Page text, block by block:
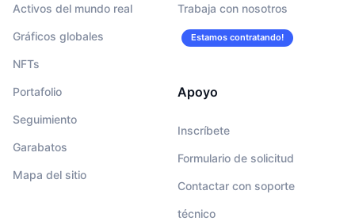
Activos del mundo real
Gráficos globales
NFTs
Portafolio
Seguimiento
Garabatos
Mapa del sitio
Trabaja con nosotros
Estamos contratando!
Apoyo
Inscríbete
Formulario de solicitud
Contactar con soporte
técnico